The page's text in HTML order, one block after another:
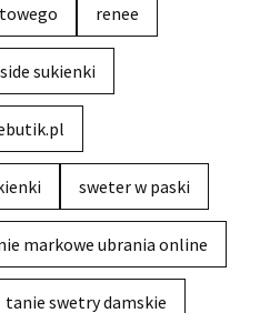
renee
sukienki
sweter w paski
markowe ubrania online
tanie swetry damskie